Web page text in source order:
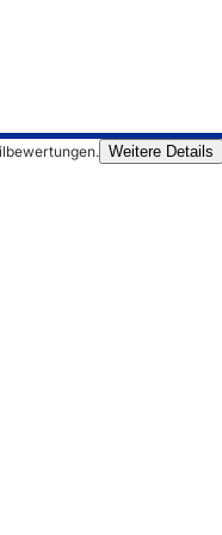
Weitere Details